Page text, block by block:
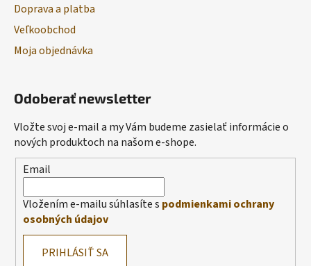
Doprava a platba
Veľkoobchod
Moja objednávka
Odoberať newsletter
Vložte svoj e-mail a my Vám budeme zasielať informácie o
nových produktoch na našom e-shope.
Email
Vložením e-mailu súhlasíte s podmienkami ochrany
osobných údajov
PRIHLÁSIŤ SA